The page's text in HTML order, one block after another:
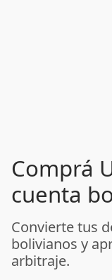
Comprá
cuenta
Convierte tus
bolivianos y
arbitraje.